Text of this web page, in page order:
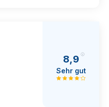
8,9
Sehr gut